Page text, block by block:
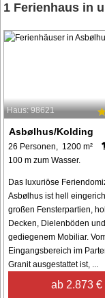
1 Ferienhaus in
Haus: 98621
Asbølhus/Kolding
26 Personen, 1200 m²
100 m zum Wasser.
Das luxuriöse
Asbølhus ist hell
großen Fensterpartien,
Decken, Dielenböden und
gediegenem Mobiliar.
Eingangsbereich im
Granit ausgestattet ist, ...
ab 2.873 €